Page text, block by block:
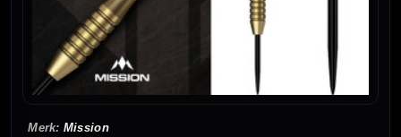
Mission